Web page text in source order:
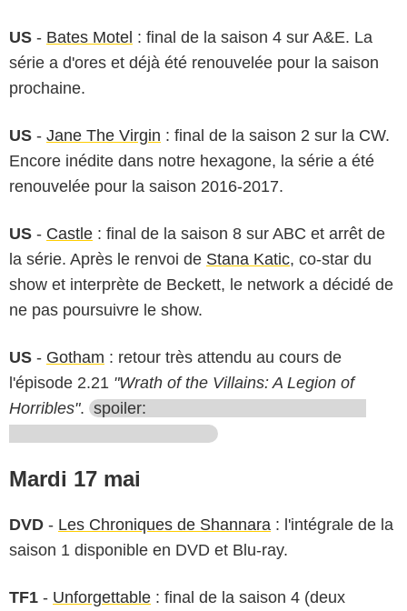
US - Bates Motel : final de la saison 4 sur A&E. La
série a d'ores et déjà été renouvelée pour la saison
prochaine.
US - Jane The Virgin : final de la saison 2 sur la CW.
Encore inédite dans notre hexagone, la série a été
renouvelée pour la saison 2016-2017.
US - Castle : final de la saison 8 sur ABC et arrêt de
la série. Après le renvoi de Stana Katic, co-star du
show et interprète de Beckett, le network a décidé de
ne pas poursuivre le show.
US - Gotham : retour très attendu au cours de
l'épisode 2.21 "Wrath of the Villains: A Legion of
Horribles". spoiler:
Mardi 17 mai
DVD - Les Chroniques de Shannara : l'intégrale de la
saison 1 disponible en DVD et Blu-ray.
TF1 - Unforgettable : final de la saison 4 (deux